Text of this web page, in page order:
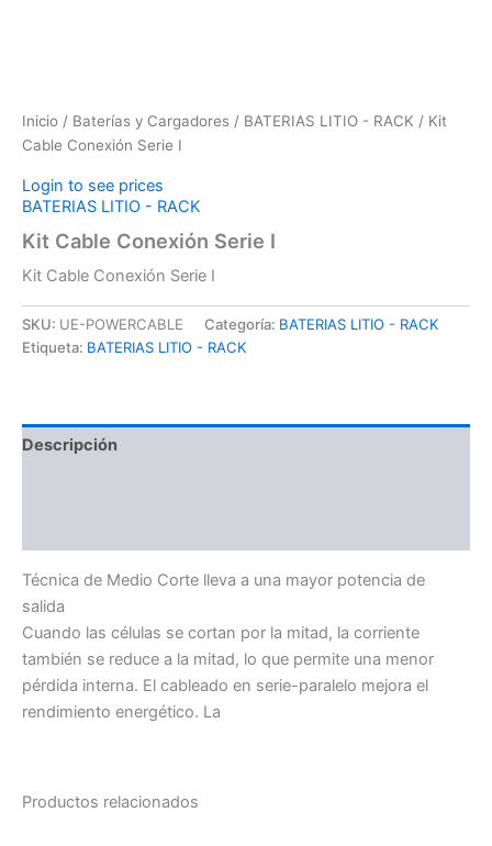
Inicio / Baterías y Cargadores / BATERIAS LITIO - RACK / Kit
Cable Conexión Serie I
Login to see prices
BATERIAS LITIO - RACK
Kit Cable Conexión Serie I
Kit Cable Conexión Serie I
SKU: UE-POWERCABLE Categoría: BATERIAS LITIO - RACK
Etiqueta: BATERIAS LITIO - RACK
Descripción
Técnica de Medio Corte lleva a una mayor potencia de
salida
Cuando las células se cortan por la mitad, la corriente
también se reduce a la mitad, lo que permite una menor
pérdida interna. El cableado en serie-paralelo mejora el
rendimiento energético. La
Productos relacionados